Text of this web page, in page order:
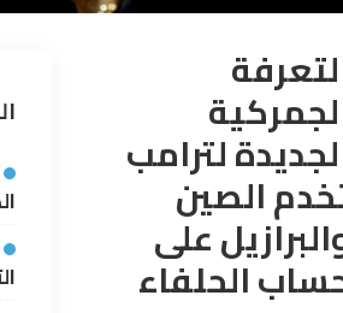
لترامب
الصين
على
الحلفاء